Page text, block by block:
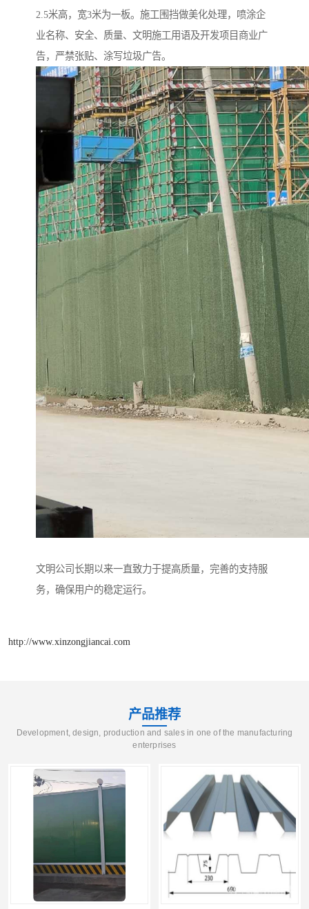
2.5米高，宽3米为一板。施工围挡做美化处理，喷涂企
业名称、安全、质量、文明施工用语及开发项目商业广
告，严禁张贴、涂写垃圾广告。
文明公司长期以来一直致力于提高质量，完善的支持服
务，确保用户的稳定运行。
http://www.xinzongjiancai.com
产品推荐
Development, design, production and sales in one of the manufacturing
enterprises